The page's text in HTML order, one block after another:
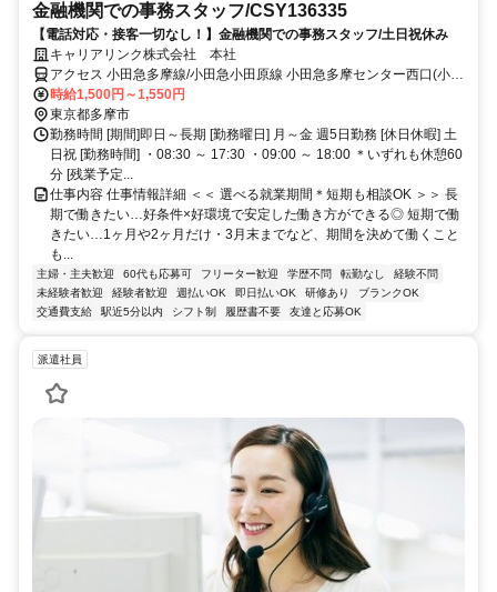
金融機関での事務スタッフ/CSY136335
【電話対応・接客一切なし！】金融機関での事務スタッフ/土日祝休み
キャリアリンク株式会社 本社
アクセス 小田急多摩線/小田急小田原線 小田急多摩センター西口(小田
急)徒歩約17分、京王相模原線 京王多摩センター中央口(京王)徒歩約
18分、多摩都市モノレール線 多摩センター出口1徒歩約18分 各線 多
摩センター駅 徒歩5分
時給1,500円～1,550円
東京都多摩市
勤務時間 [期間]即日～長期 [勤務曜日] 月～金 週5日勤務 [休日休暇] 土
日祝 [勤務時間] ・08:30 ～ 17:30 ・09:00 ～ 18:00 ＊いずれも休憩60
分 [残業予定...
仕事内容 仕事情報詳細 ＜＜ 選べる就業期間＊短期も相談OK ＞＞ 長
期で働きたい…好条件×好環境で安定した働き方ができる◎ 短期で働
きたい…1ヶ月や2ヶ月だけ・3月末までなど、期間を決めて働くこと
も...
主婦・主夫歓迎 60代も応募可 フリーター歓迎 学歴不問 転勤なし
経験不問
未経験者歓迎
経験者歓迎 週払いOK 即日払いOK 研修あり
ブランクOK
交通費支給
駅近5分以内 シフト制 履歴書不要 友達と応募OK
派遣社員